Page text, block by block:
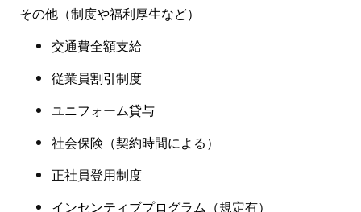
その他（制度や福利厚生など）
交通費全額支給
従業員割引制度
ユニフォーム貸与
社会保険 （契約時間による）
正社員登用制度
インセンティブプログラム（規定有）